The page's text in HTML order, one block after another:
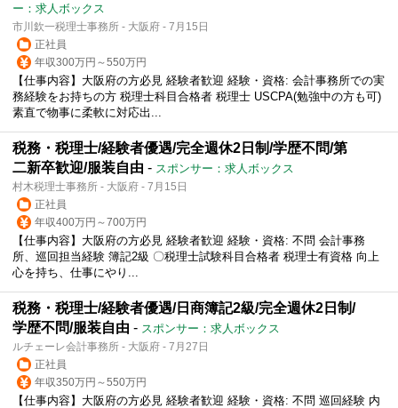
ー：求人ボックス
市川欽一税理士事務所 - 大阪府 - 7月15日
正社員
年収300万円～550万円
【仕事内容】大阪府の方必見 経験者歓迎 経験・資格: 会計事務所での実
務経験をお持ちの方 税理士科目合格者 税理士 USCPA(勉強中の方も可)
素直で物事に柔軟に対応出...
税務・税理士/経験者優遇/完全週休2日制/学歴不問/第
二新卒歓迎/服装自由 - スポンサー：求人ボックス
村木税理士事務所 - 大阪府 - 7月15日
正社員
年収400万円～700万円
【仕事内容】大阪府の方必見 経験者歓迎 経験・資格: 不問 会計事務
所、巡回担当経験 簿記2級 〇税理士試験科目合格者 税理士有資格 向上
心を持ち、仕事にやり...
税務・税理士/経験者優遇/日商簿記2級/完全週休2日制/
学歴不問/服装自由 - スポンサー：求人ボックス
ルチェーレ会計事務所 - 大阪府 - 7月27日
正社員
年収350万円～550万円
【仕事内容】大阪府の方必見 経験者歓迎 経験・資格: 不問 巡回経験 内